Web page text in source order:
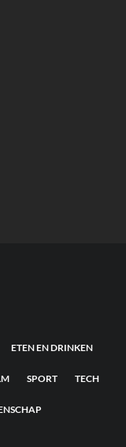
ETEN EN DRINKEN
SPORT TECH